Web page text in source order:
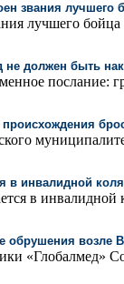
звания лучшего
лучшего
не должен быть
послание:
происхождения
в инвалидной
в
обрушения
«Глобалмед»